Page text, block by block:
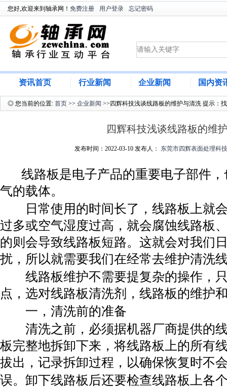
您好,欢迎来到轴承网！ 免费注册 用户登录 忘记密码
资讯首页 行业新闻 企业新闻 国内资
◎ 您当前的位置: 首页 >> 企业新闻 >>四辉科技浅谈线路板的维护与清洗 提示：
四辉科技浅谈线路板的维
发布时间：2022-03-10 发布人： 东莞市四辉表面处理科
线路板是电子产品的重要电子部件，
气的载体。
日常使用的时间长了，线路板上就会
过多或空气湿度过高，就会腐蚀线路板
的则会导致线路板短路。这就会对我们
扰，所以就需要我们在经常去维护清洗
线路板维护不需要提复杂的操作，只
点，选对线路板清洗剂，线路板的维护
一，清洗前的准备
清洗之前，必须据机器厂商提供的线
板完整地拆卸下来，将线路板上的所有
拔出，记录拆卸过程，以确保恢复时不
误。卸下线路板后还要检查线路板上各